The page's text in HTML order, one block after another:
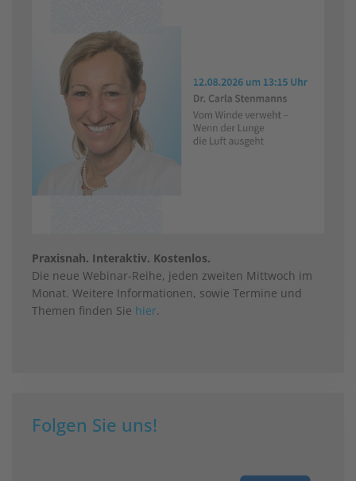
Praxisnah. Interaktiv. Kostenlos.
Die neue Webinar-Reihe, jeden zweiten Mittwoch im
Monat. Weitere Informationen, sowie Termine und
Themen finden Sie hier.
Folgen Sie uns!